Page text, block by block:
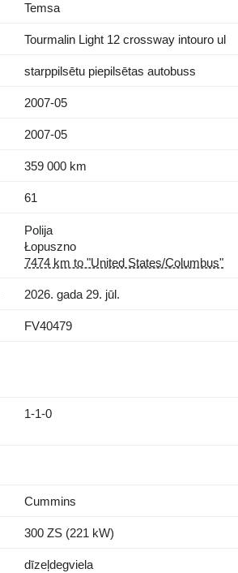
Temsa
Tourmalin Light 12 crossway intouro ul
starppilsētu piepilsētas autobuss
2007-05
2007-05
359 000 km
61
Polija
Łopuszno
7474 km to "United States/Columbus"
2026. gada 29. jūl.
FV40479
1-1-0
Cummins
300 ZS (221 kW)
dīzeļdegviela